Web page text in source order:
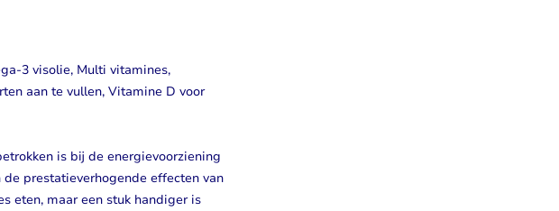
3 visolie, Multi vitamines,
aan te vullen, Vitamine D voor
is bij de energievoorziening
prestatieverhogende effecten van
eten, maar een stuk handiger is